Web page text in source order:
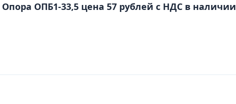
Опора ОПБ1-33,5 цена 57 рублей с НДС в наличии